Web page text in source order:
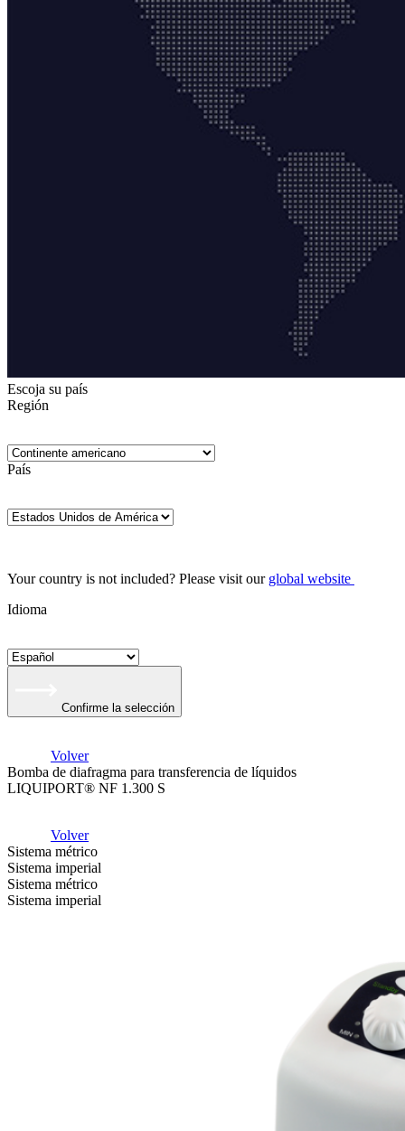
Escoja su país
Región
País
Your country is not included? Please visit our global website
Idioma
Confirme la selección
Volver
Bomba de diafragma para transferencia de líquidos
LIQUIPORT® NF 1.300 S
Volver
Sistema métrico
Sistema imperial
Sistema métrico
Sistema imperial